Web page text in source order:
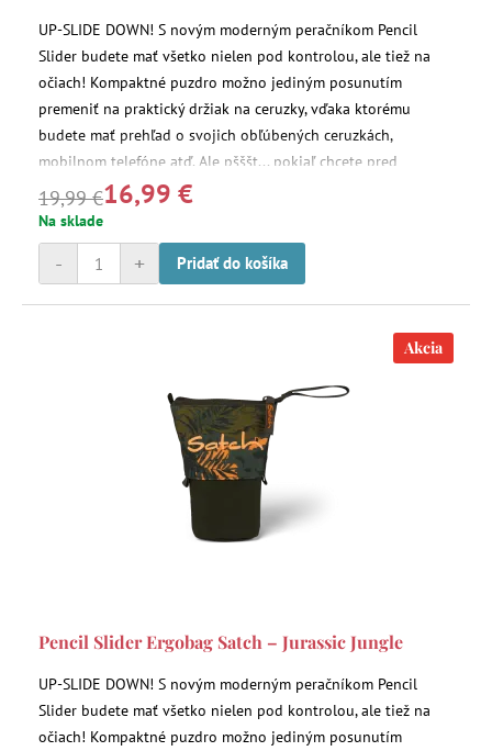
UP-SLIDE DOWN! S novým moderným peračníkom Pencil
Slider budete mať všetko nielen pod kontrolou, ale tiež na
očiach! Kompaktné puzdro možno jediným posunutím
premeniť na praktický držiak na ceruzky, vďaka ktorému
budete mať prehľad o svojich obľúbených ceruzkách,
mobilnom telefóne atď. Ale pšššt... pokiaľ chcete pred
ostatnými niečo skryť, môžete to jednoducho uschovať do
tajného vrecka.
19,99 €16,99 €
Na sklade
+
- Pridať do košíka
Akcia
Pencil Slider Ergobag Satch – Jurassic Jungle
UP-SLIDE DOWN! S novým moderným peračníkom Pencil
Slider budete mať všetko nielen pod kontrolou, ale tiež na
očiach! Kompaktné puzdro možno jediným posunutím